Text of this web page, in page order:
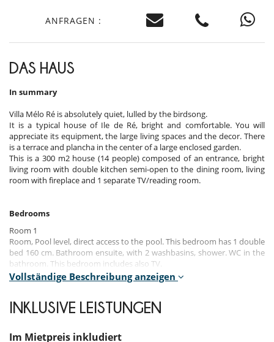
ANFRAGEN :
DAS HAUS
In summary
Villa Mélo Ré is absolutely quiet, lulled by the birdsong.
It is a typical house of Ile de Ré, bright and comfortable. You will
appreciate its equipment, the large living spaces and the decor. There
is a terrace and plancha in the center of a large enclosed garden.
This is a 300 m2 house (14 people) composed of an entrance, bright
living room with double kitchen semi-open to the dining room, living
room with fireplace and 1 separate TV/reading room.
Bedrooms
Room 1
Room, Pool level, direct access to the pool. This bedroom has 1 double
bed 160 cm. Bathroom ensuite, with 2 washbasins, shower. WC in the
bathroom. This bedroom includes also TV.
2 single bed 90 cm, 2 double bed 140 cm. Bathroom ensuite, with
Vollständige Beschreibung anzeigen
INKLUSIVE LEISTUNGEN
Im Mietpreis inkludiert